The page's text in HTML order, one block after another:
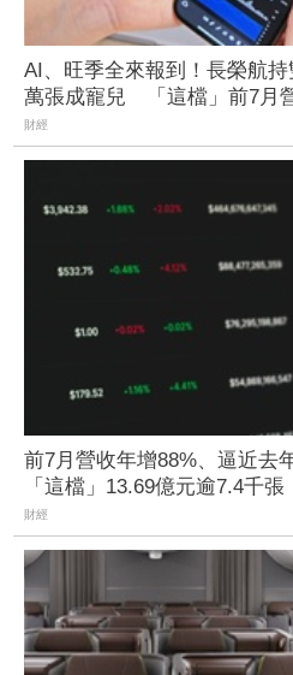
AI、旺季全來報到！長榮航
萬張成寵兒 「這檔」前7月
睞
財經
前7月營收年增88%、逼近去
「這檔」13.69億元逾7.4千張
財經